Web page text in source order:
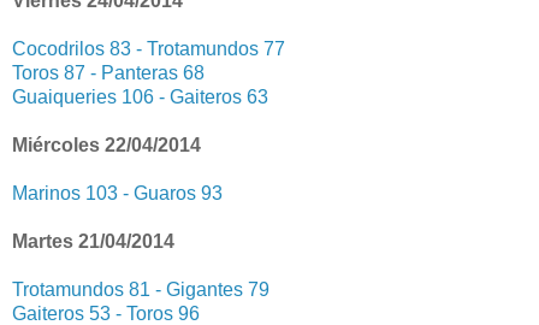
Cocodrilos 83 - Trotamundos 77
Toros 87 - Panteras 68
Guaiqueries 106 - Gaiteros 63
Miércoles 22/04/2014
Marinos 103 - Guaros 93
Martes 21/04/2014
Trotamundos 81 - Gigantes 79
Gaiteros 53 - Toros 96